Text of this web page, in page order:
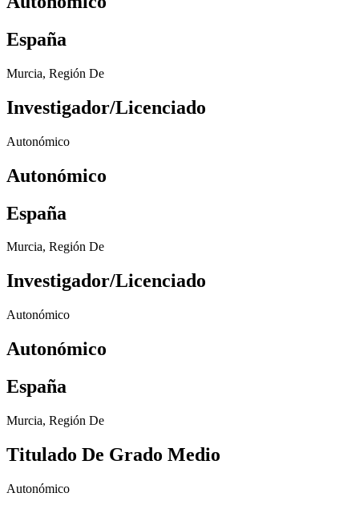
España
Murcia, Región De
Investigador/Licenciado
Autonómico
Autonómico
España
Murcia, Región De
Investigador/Licenciado
Autonómico
Autonómico
España
Murcia, Región De
Titulado De Grado Medio
Autonómico